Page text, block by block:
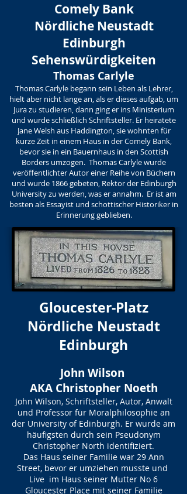
Comely Bank
Nördliche Neustadt
Edinburgh
Sehenswürdigkeiten
Thomas Carlyle
Thomas Carlyle begann sein Leben als Lehrer,
hielt aber nicht lange an, als er dieses aufgab, um
Jura zu studieren, dann ging er ins Ministerium
und wurde schließlich Schriftsteller. Er heiratete
Jane Welsh aus Haddington, sie wohnten für
kurze Zeit in einem Haus in der Comely Bank,
bevor sie in ein Bauernhaus in den Scottish
Borders umzogen. Thomas Carlyle wurde
veröffentlichter Autor einer Reihe von Büchern
und wurde 1866 gebeten, Rektor der Edinburgh
University zu werden, was er annahm. Er ist am
besten als Essayist und schottischer Historiker in
Erinnerung geblieben.
Gloucester-Platz
Nördliche Neustadt
Edinburgh
John Wilson
AKA Christopher Noeth
John Wilson, Schriftsteller, Autor, Anwalt
und Professor für Moralphilosophie an
der University of Edinburgh. Er wurde am
häufigsten durch sein Pseudonym
Christopher North identifiziert.
Das Haus seiner Familie war 29 Ann
Street, bevor er umziehen musste und
Live im Haus seiner Mutter No 6
Gloucester Place mit seiner Familie